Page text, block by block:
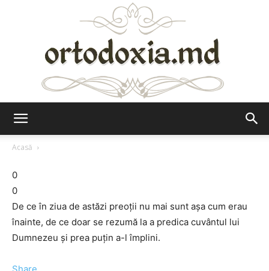
Acasă
0
0
De ce în ziua de astăzi preoţii nu mai sunt aşa cum erau
înainte, de ce doar se rezumă la a predica cuvântul lui
Dumnezeu şi prea puţin a-l împlini.